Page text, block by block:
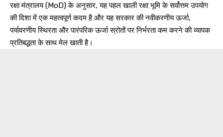
रक्षा मंत्रालय (MoD) के अनुसार, यह पहल खाली रक्षा भूमि के सर्वोत्तम उपयोग
की दिशा में एक महत्वपूर्ण कदम है और यह सरकार की नवीकरणीय ऊर्जा,
पर्यावरणीय स्थिरता और पारंपरिक ऊर्जा स्रोतों पर निर्भरता कम करने की व्यापक
प्रतिबद्धता के साथ मेल खाती है।